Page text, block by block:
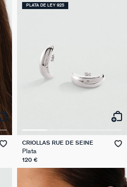
PLATA DE LEY 925
CRIOLLAS RUE DE SEINE
Plata
120 €